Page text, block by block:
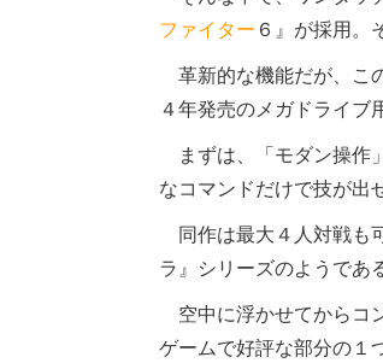
ファイター ６』が採用。
革新的な機能だが、こ
４年発売のメガドライ
まずは、「モダン操作
なコマンドだけで技が出
同作は最大４人対戦も
ラ』シリーズのようであ
空中に浮かせてからコ
ゲームで好評な部分の１